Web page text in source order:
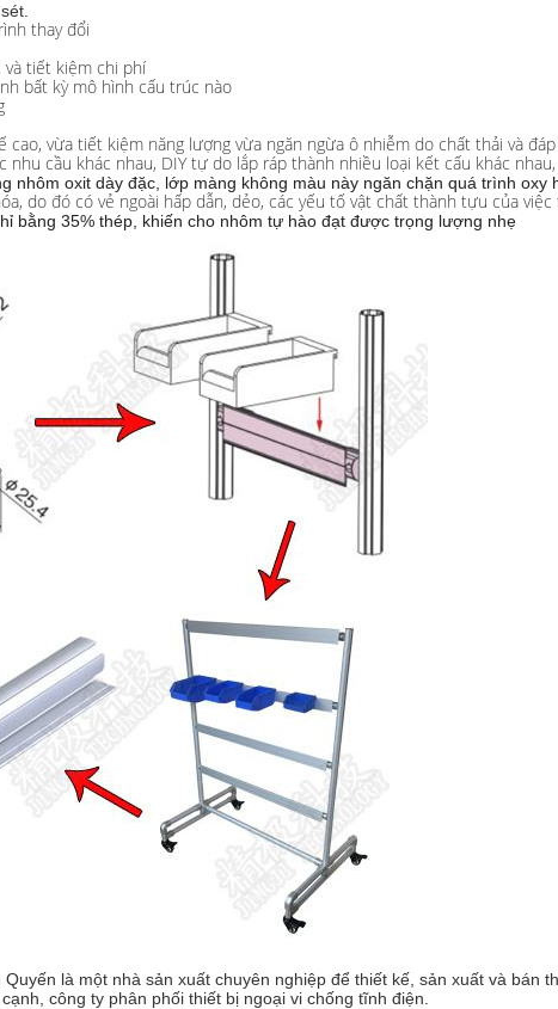
thay đổi
tiết kiệm chi phí
bất kỳ mô hình cấu trúc nào
cao, vừa tiết kiệm năng lượng vừa ngăn ngừa ô nhiễm do chất thải và
nhu cầu khác nhau, DIY tự do lắp ráp thành nhiều loại kết cấu khác
nhôm oxit dày đặc, lớp màng không màu này ngăn chặn quá trình oxy
do đó có vẻ ngoài hấp dẫn, dẻo, các yếu tố vật chất thành tựu của
bằng 35% thép, khiến cho nhôm tự hào đạt được trọng lượng nhẹ
là một nhà sản xuất chuyên nghiệp để thiết kế, sản xuất và
cạnh, công ty phân phối thiết bị ngoại vi chống tĩnh điện.